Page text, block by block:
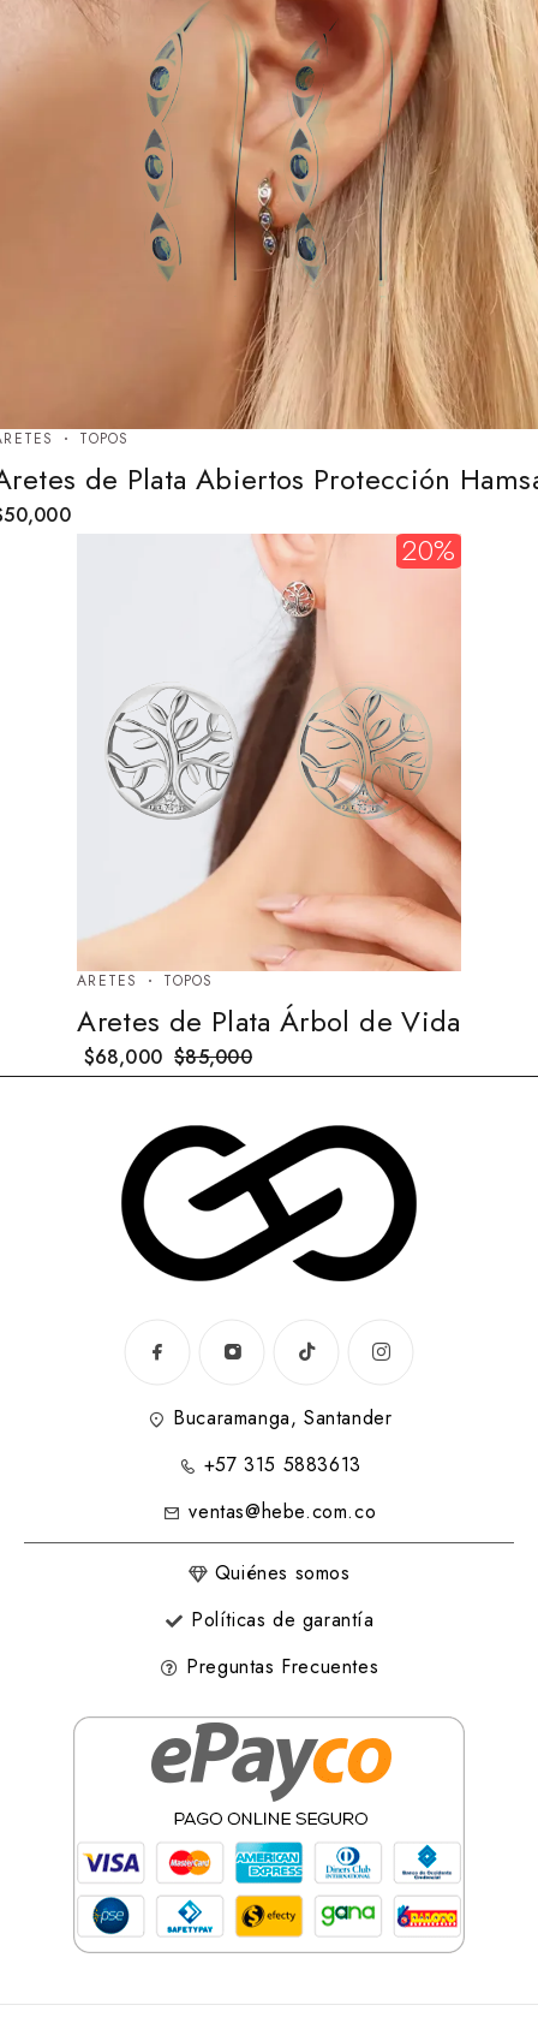
TOPOS
de Plata Abiertos Protección
50,000
20%
ARETES TOPOS
Aretes de Plata Árbol de Vida
$85,000
$68,000
Bucaramanga, Santander
+57 315 5883613
ventas@hebe.com.co
Quiénes somos
Políticas de garantía
Preguntas Frecuentes